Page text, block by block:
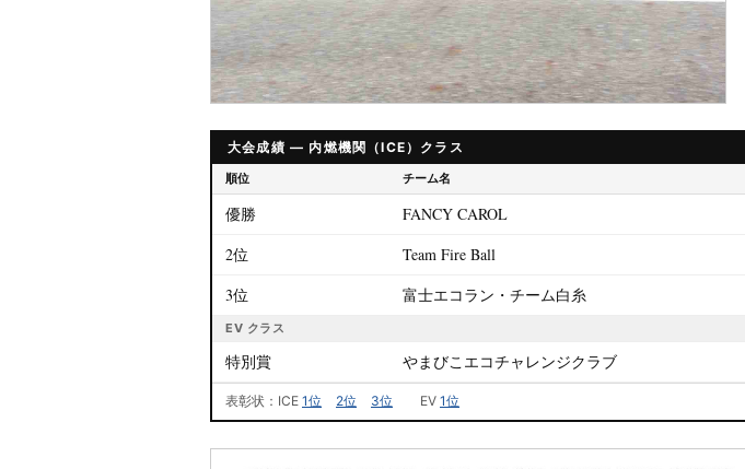
大会成績 — 内燃機関（ICE）クラス
順位 チーム名
優勝 FANCY CAROL
2位
Team Fire Ball
3位
富士エコラン・チーム白糸
EV クラス
特別賞 やまびこエコチャレンジクラブ
表彰状：ICE 1位 2位 3位 EV 1位